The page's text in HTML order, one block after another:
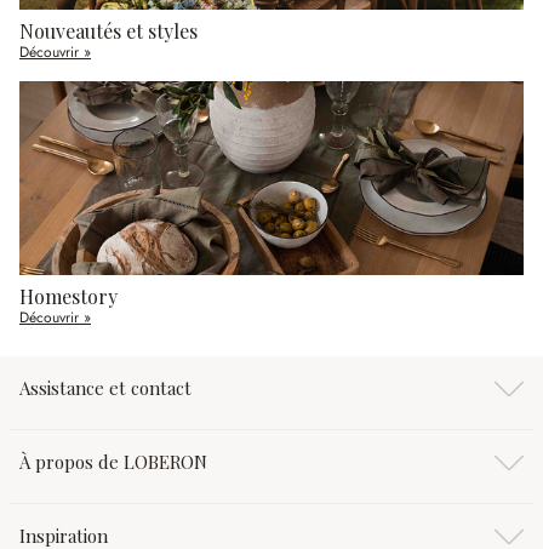
Nouveautés et styles
Découvrir »
Homestory
Découvrir »
Assistance et contact
À propos de LOBERON
Inspiration